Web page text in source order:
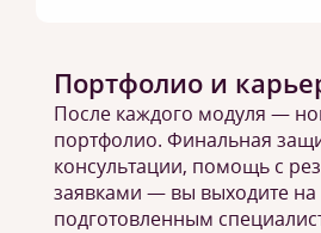
Портфолио и
После каждого модуля —
портфолио. Финальная
консультации, помощь с
заявками — вы выходите
подготовленным